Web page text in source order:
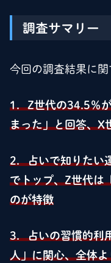
調査サマリー
今回の調査結果に関
1．Z世代の34.5％
まった」と回答、X
2．占いで知りたい
でトップ、Z世代は
のが特徴
3．占いの習慣的利
人」に関心、全体